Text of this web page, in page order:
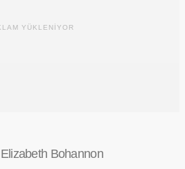
YÜKLENİYOR
Elizabeth Bohannon